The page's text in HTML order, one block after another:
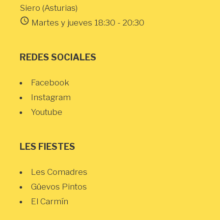
Siero (Asturias)
schedule Martes y jueves 18:30 - 20:30
REDES SOCIALES
Facebook
Instagram
Youtube
LES FIESTES
Les Comadres
Güevos Pintos
El Carmín